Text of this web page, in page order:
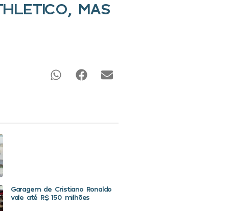
MAS
Garagem de Cristiano Ronaldo
vale até R$ 150 milhões